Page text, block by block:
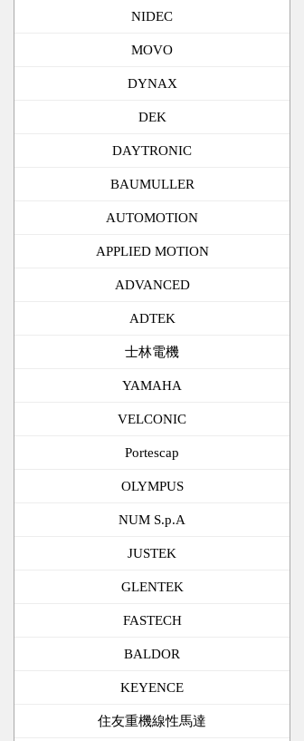
NIDEC
MOVO
DYNAX
DEK
DAYTRONIC
BAUMULLER
AUTOMOTION
APPLIED MOTION
ADVANCED
ADTEK
士林電機
YAMAHA
VELCONIC
Portescap
OLYMPUS
NUM S.p.A
JUSTEK
GLENTEK
FASTECH
BALDOR
KEYENCE
住友重機線性馬達